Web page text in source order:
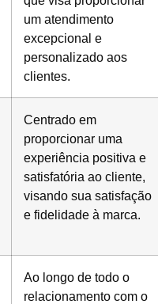
um atendimento
excepcional e
personalizado aos
clientes.
Centrado em
proporcionar uma
experiência positiva e
satisfatória ao cliente,
visando sua satisfação
e fidelidade à marca.
Ao longo de todo o
relacionamento com o